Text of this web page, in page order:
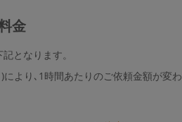
金
となります。
より､1時間あたりのご依頼金額が変わ